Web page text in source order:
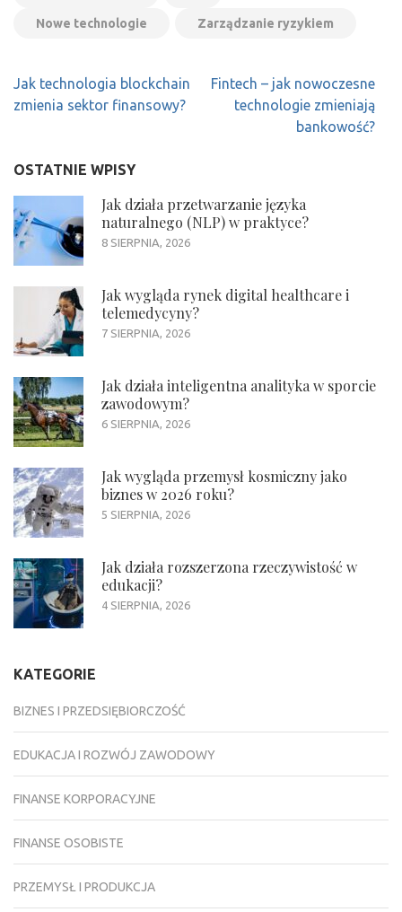
Nowe technologie Zarządzanie ryzykiem
Nawigacja
wpisu
Jak technologia blockchain
zmienia sektor finansowy?
Fintech – jak nowoczesne
technologie zmieniają
bankowość?
OSTATNIE WPISY
Jak działa przetwarzanie języka
naturalnego (NLP) w praktyce?
8 SIERPNIA, 2026
Jak wygląda rynek digital healthcare i
telemedycyny?
7 SIERPNIA, 2026
Jak działa inteligentna analityka w sporcie
zawodowym?
6 SIERPNIA, 2026
Jak wygląda przemysł kosmiczny jako
biznes w 2026 roku?
5 SIERPNIA, 2026
Jak działa rozszerzona rzeczywistość w
edukacji?
4 SIERPNIA, 2026
KATEGORIE
BIZNES I PRZEDSIĘBIORCZOŚĆ
EDUKACJA I ROZWÓJ ZAWODOWY
FINANSE KORPORACYJNE
FINANSE OSOBISTE
PRZEMYSŁ I PRODUKCJA